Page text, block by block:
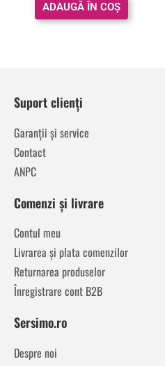
ADAUGĂ ÎN COȘ
Suport clienți
Garanții și service
Contact
ANPC
Comenzi și livrare
Contul meu
Livrarea și plata comenzilor
Returnarea produselor
Înregistrare cont B2B
Sersimo.ro
Despre noi